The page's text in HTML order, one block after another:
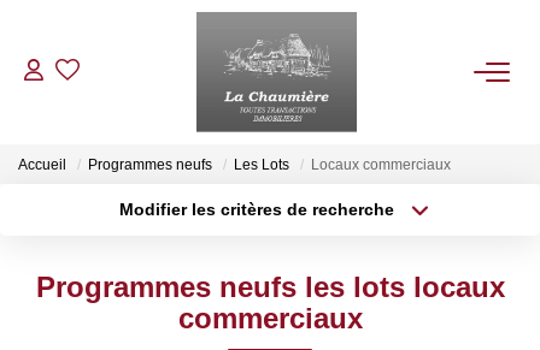
ACHETER
ESTIMER
Accueil Programmes neufs Les Lots Locaux commerciaux
Modifier les critères de recherche
Sélectionnez...
Type de bien
Surface min
Programmes neufs les lots locaux
commerciaux